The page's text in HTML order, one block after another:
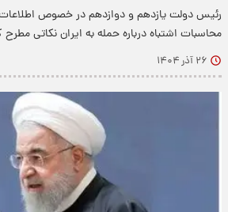
رئیس دولت یازدهم و دوازدهم در خصوص
محاسبات اشتباه درباره حمله به ایران نکاتی مطرح
۲۶ آذر ۱۴۰۴